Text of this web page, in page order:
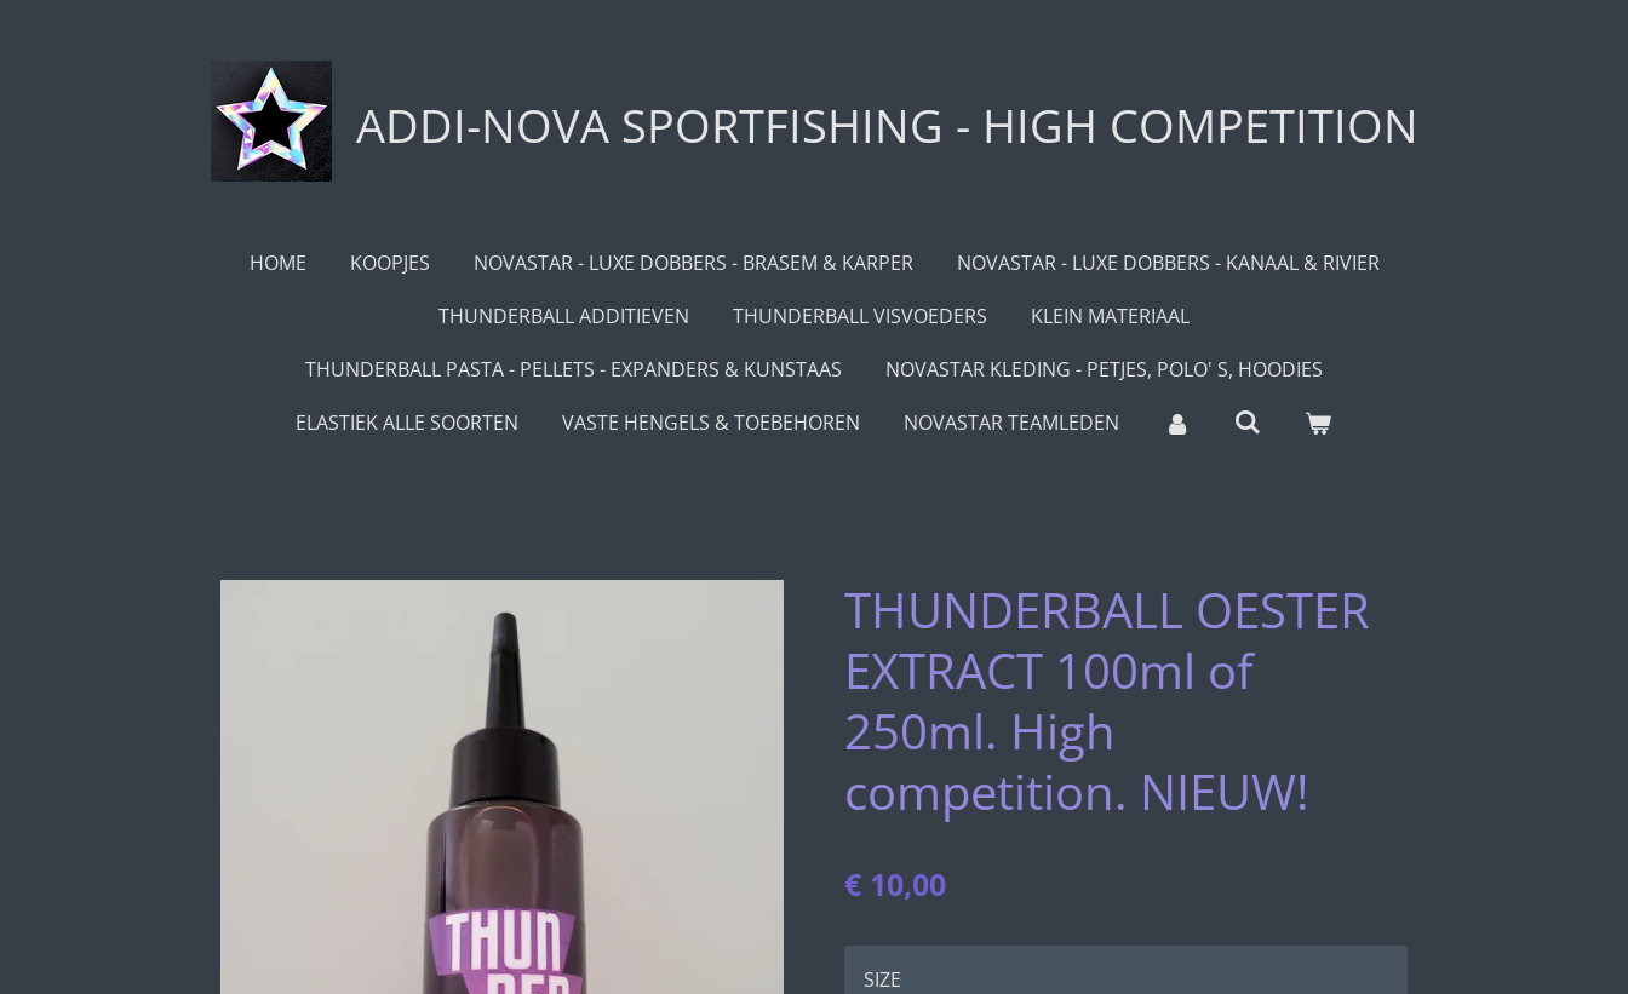
ADDI-NOVA SPORTFISHING - HIGH COMPETITION
HOME KOOPJES NOVASTAR - LUXE DOBBERS - BRASEM & KARPER
NOVASTAR - LUXE DOBBERS - KANAAL & RIVIER
THUNDERBALL ADDITIEVEN
THUNDERBALL VISVOEDERS
KLEIN MATERIAAL
THUNDERBALL PASTA - PELLETS - EXPANDERS & KUNSTAAS
NOVASTAR KLEDING - PETJES, POLO' S, HOODIES
ELASTIEK ALLE SOORTEN
VASTE HENGELS & TOEBEHOREN NOVASTAR TEAMLEDEN
THUNDERBALL OESTER
EXTRACT 100ml of
250ml. High
competition. NIEUW!
€ 10,00
SIZE